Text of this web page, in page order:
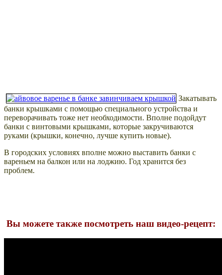
Закатывать
банки крышками с помощью специального устройства и
переворачивать тоже нет необходимости. Вполне подойдут
банки с винтовыми крышками, которые закручиваются
руками (крышки, конечно, лучше купить новые).
В городских условиях вполне можно выставить банки с
вареньем на балкон или на лоджию. Год хранится без
проблем.
Вы можете также посмотреть наш видео-рецепт: